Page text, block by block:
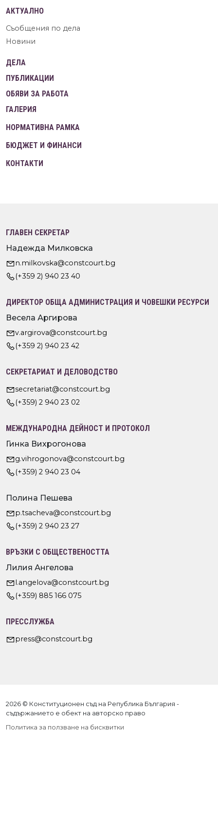
АКТУАЛНО
Съобщения по дела
Новини
ДЕЛА
ПУБЛИКАЦИИ
ОБЯВИ ЗА РАБОТА
ГАЛЕРИЯ
НОРМАТИВНА РАМКА
БЮДЖЕТ И ФИНАНСИ
КОНТАКТИ
ГЛАВЕН СЕКРЕТАР
Надежда Милковска
n.milkovska@constcourt.bg
(+359 2) 940 23 40
ДИРЕКТОР ОБЩА АДМИНИСТРАЦИЯ И ЧОВЕШКИ РЕСУРСИ
Весела Аргирова
v.argirova@constcourt.bg
(+359 2) 940 23 42
СЕКРЕТАРИАТ И ДЕЛОВОДСТВО
secretariat@constcourt.bg
(+359) 2 940 23 02
МЕЖДУНАРОДНА ДЕЙНОСТ И ПРОТОКОЛ
Гинка Вихрогонова
g.vihrogonova@constcourt.bg
(+359) 2 940 23 04
Полина Пешева
p.tsacheva@constcourt.bg
(+359) 2 940 23 27
ВРЪЗКИ С ОБЩЕСТВЕНОСТТА
Лилия Ангелова
l.angelova@constcourt.bg
(+359) 885 166 075
ПРЕССЛУЖБА
press@constcourt.bg
2026 © Конституционен съд на Република България -
съдържанието е обект на авторско право
Политика за ползване на бисквитки